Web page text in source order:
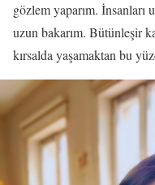
gözlem yaparım. İnsanları
uzun bakarım. Bütünleşir
kırsalda yaşamaktan bu